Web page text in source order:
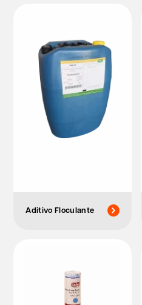
Aditivo Floculante